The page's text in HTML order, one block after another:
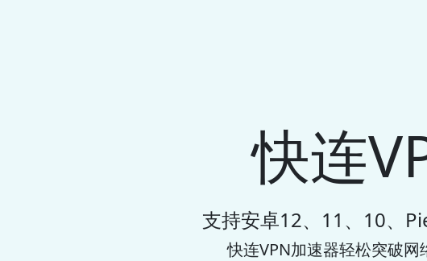
快连
支持安卓12、11、10、
快连VPN加速器轻松突破网